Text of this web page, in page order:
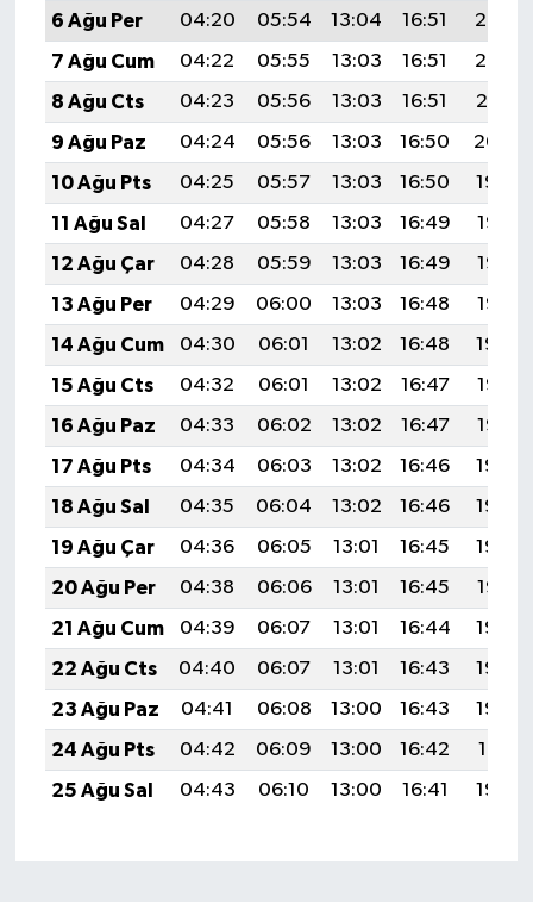
6 Ağu Per
04:20 05:54 13:04 16:51
20:03
7 Ağu Cum
04:22 05:55 13:03 16:51
20:02
8 Ağu Cts
04:23 05:56 13:03 16:51
20:01
9 Ağu Paz
04:24 05:56 13:03 16:50
20:00
10 Ağu Pts
04:25 05:57 13:03 16:50
19:59
11 Ağu Sal
04:27 05:58 13:03 16:49
19:58
12 Ağu Çar
04:28 05:59 13:03 16:49
19:57
13 Ağu Per
04:29 06:00 13:03 16:48
19:55
14 Ağu Cum
04:30 06:01 13:02 16:48
19:54
15 Ağu Cts
04:32 06:01 13:02 16:47
19:53
16 Ağu Paz
04:33 06:02 13:02 16:47
19:52
17 Ağu Pts
04:34 06:03 13:02 16:46
19:50
18 Ağu Sal
04:35 06:04 13:02 16:46
19:49
19 Ağu Çar
04:36 06:05 13:01 16:45
19:48
20 Ağu Per
04:38 06:06 13:01 16:45
19:47
21 Ağu Cum
04:39 06:07 13:01 16:44
19:45
22 Ağu Cts
04:40 06:07 13:01 16:43
19:44
23 Ağu Paz
04:41 06:08 13:00 16:43
19:43
24 Ağu Pts
04:42 06:09 13:00 16:42
19:41
25 Ağu Sal
04:43 06:10 13:00 16:41 19:40